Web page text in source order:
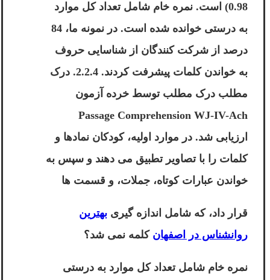
0.98) است. نمره خام شامل تعداد کل موارد
به درستی خوانده شده است. در نمونه ما، 84
درصد از شرکت کنندگان از شناسایی حروف
به خواندن کلمات پیشرفت کردند. 2.2.4. درک
مطلب درک مطلب توسط خرده آزمون
Passage Comprehension WJ-IV-Ach
ارزیابی شد. در موارد اولیه، کودکان نمادها و
کلمات را با تصاویر تطبیق می دهند و سپس به
خواندن عبارات کوتاه، جملات، و قسمت ها
قرار داد، که شامل اندازه گیری بهترین
روانشناس در اصفهان کلمه نمی شد؟
نمره خام شامل تعداد کل موارد به درستی